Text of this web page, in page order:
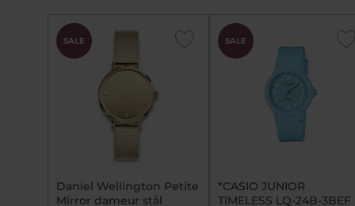
CHOK
PRIS
SALE
Daniel Wellington Petite
Mirror dameur stål
SALE
*CASIO JUNIOR
TIMELESS LQ-24B-3BEF